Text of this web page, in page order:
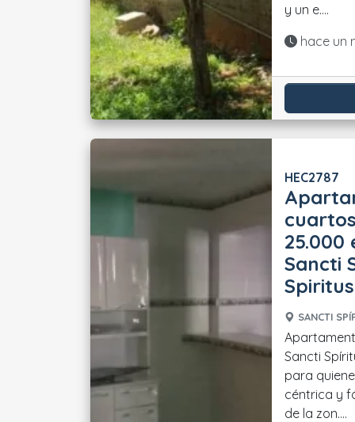
y un e....
hace un
HEC2787
25.000
Sancti
Spiritus
SANCTI
Sancti
para
céntrica y
de la zon....